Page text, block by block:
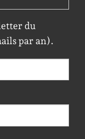
du
par an).